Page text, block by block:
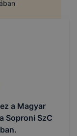
a Magyar
Soproni SzC